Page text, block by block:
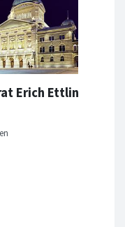
Erich Ettlin